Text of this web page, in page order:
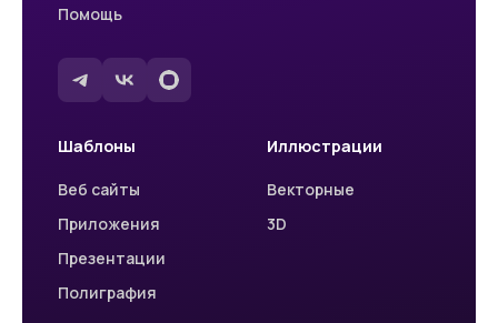
Помощь
Шаблоны
Веб сайты
Приложения
Презентации
Полиграфия
Иллюстрации
Векторные
3D